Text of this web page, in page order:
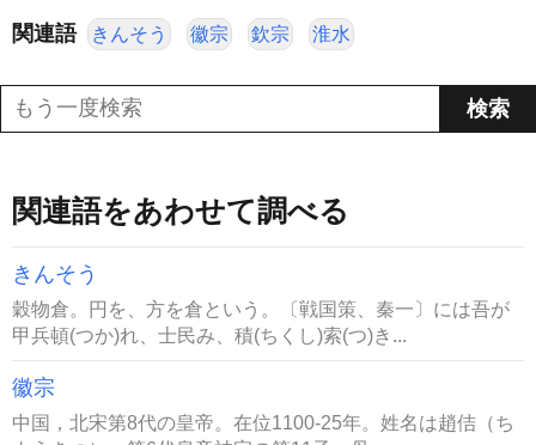
関連語 きんそう 徽宗 欽宗 淮水
関連語をあわせて調べる
きんそう
穀物倉。円を、方を倉という。〔戦国策、秦一〕には吾が
甲兵頓(つか)れ、士民み、積(ちくし)索(つ)き...
徽宗
中国，北宋第8代の皇帝。在位1100-25年。姓名は趙佶（ち